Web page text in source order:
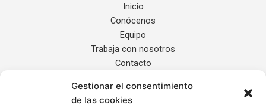
Gestionar el consentimiento
de las cookies
Inicio
Conócenos
Equipo
Trabaja con nosotros
Contacto
Servicios